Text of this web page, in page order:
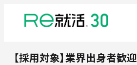
【採用対象】業界出身者歓迎